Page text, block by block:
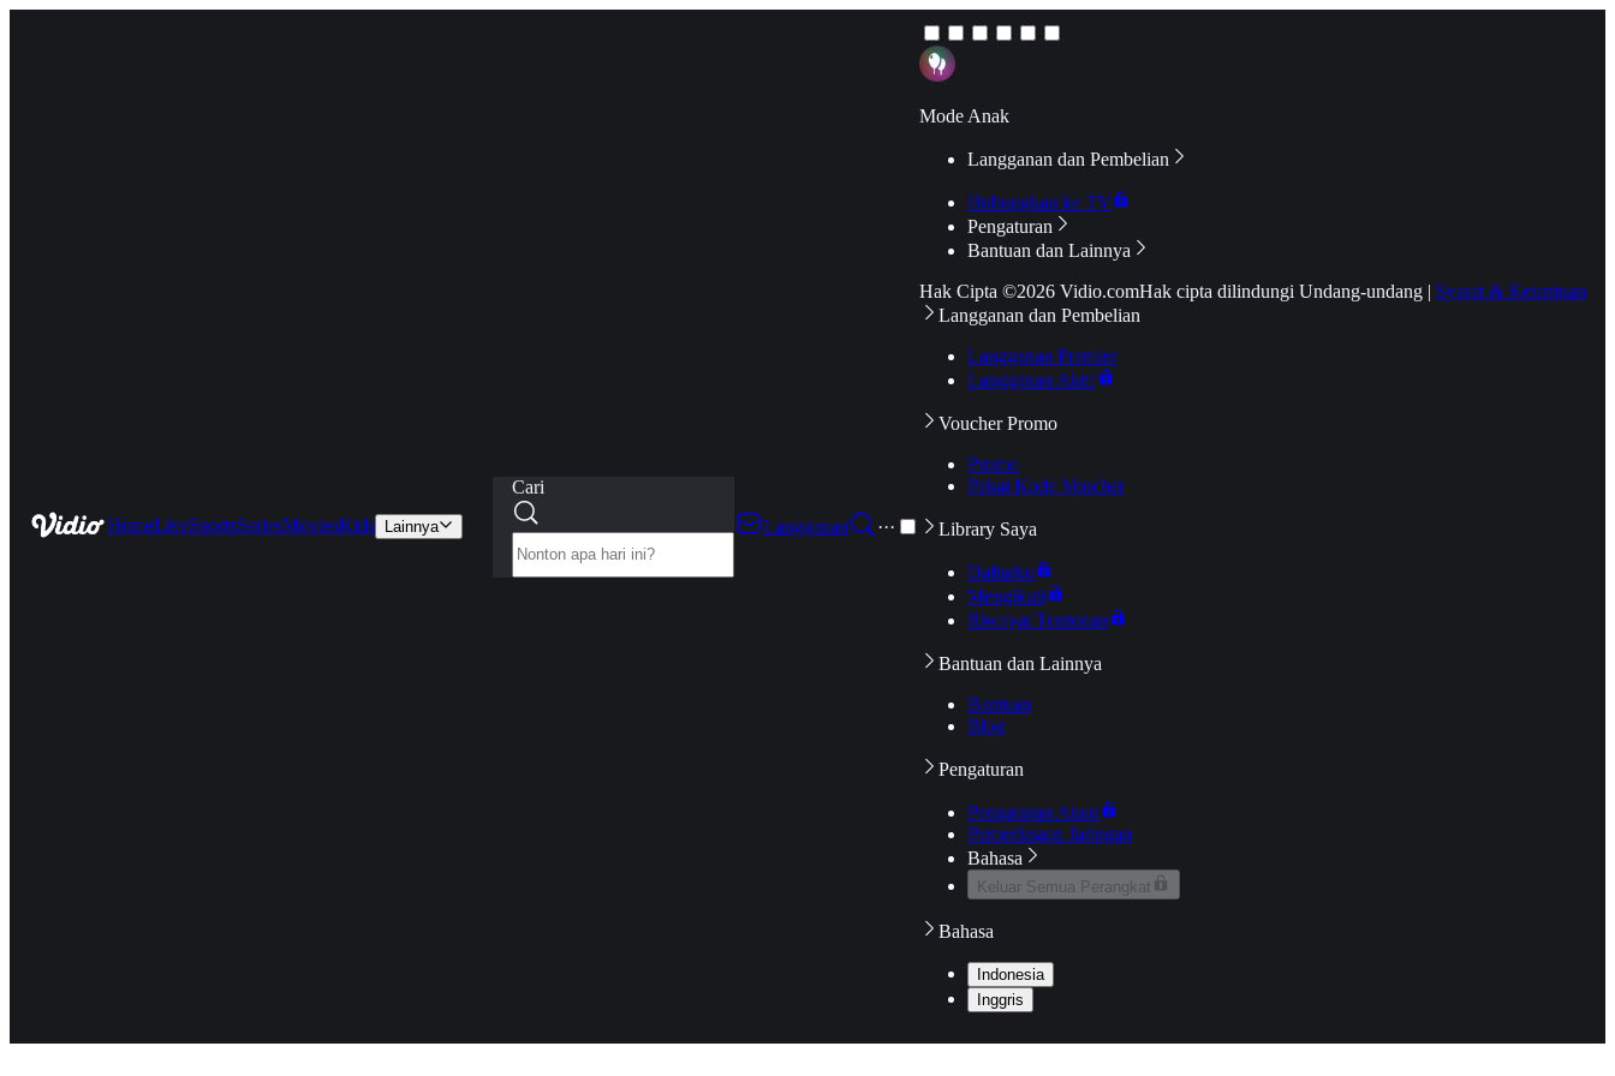
HomeLiveSportsSeriesMoviesKids Lainnya
Cari
Langganan
···
Mode Anak
Langganan dan Pembelian
Hubungkan ke TV
Pengaturan
Bantuan dan Lainnya
Hak Cipta ©2026 Vidio.comHak cipta dilindungi Undang-undang | Syarat & Ketentuan
Langganan dan Pembelian
Langganan Premier
Langganan Aktif
Voucher Promo
Promo
Pakai Kode Voucher
Library Saya
Daftarku
Mengikuti
Riwayat Tontonan
Bantuan dan Lainnya
Bantuan
Blog
Pengaturan
Pengaturan Akun
Pemeriksaan Jaringan
Bahasa
Keluar Semua Perangkat
Bahasa
Indonesia
Inggris